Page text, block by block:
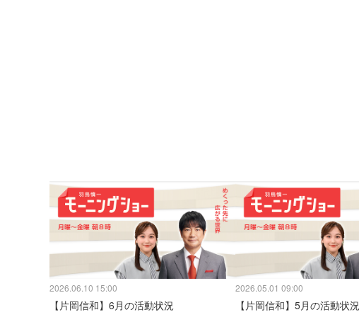
2026.06.10 15:00
【片岡信和】6月の活動状況
2026.05.01 09:00
【片岡信和】5月の活動状況